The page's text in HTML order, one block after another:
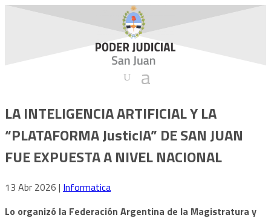
LA INTELIGENCIA ARTIFICIAL Y LA
“PLATAFORMA JusticIA” DE SAN JUAN
FUE EXPUESTA A NIVEL NACIONAL
13 Abr 2026 | Informatica
Lo organizó la Federación Argentina de la Magistratura y